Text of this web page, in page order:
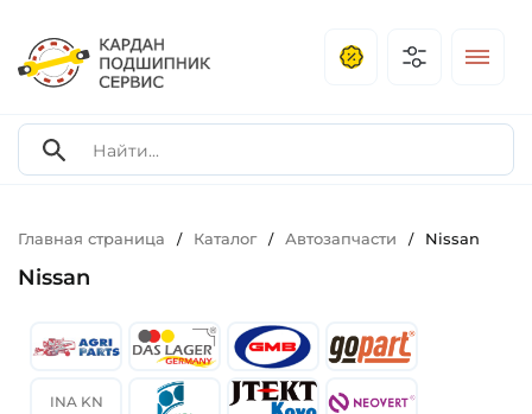
Главная страница / Каталог / Автозапчасти / Nissan
Nissan
INA KN